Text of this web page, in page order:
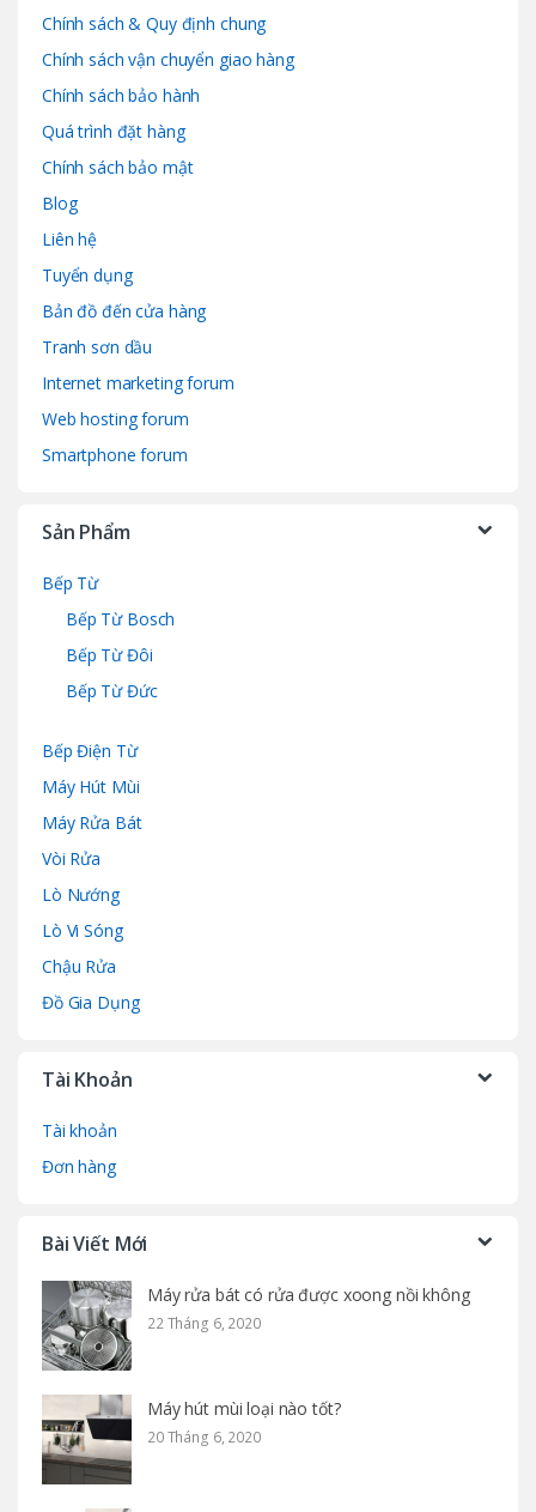
Chính sách & Quy định chung
Chính sách vận chuyển giao hàng
Chính sách bảo hành
Quá trình đặt hàng
Chính sách bảo mật
Blog
Liên hệ
Tuyển dụng
Bản đồ đến cửa hàng
Tranh sơn dầu
Internet marketing forum
Web hosting forum
Smartphone forum
Sản Phẩm
Bếp Từ
Bếp Từ Bosch
Bếp Từ Đôi
Bếp Từ Đức
Bếp Điện Từ
Máy Hút Mùi
Máy Rửa Bát
Vòi Rửa
Lò Nướng
Lò Vi Sóng
Chậu Rửa
Đồ Gia Dụng
Tài Khoản
Tài khoản
Đơn hàng
Bài Viết Mới
Máy rửa bát có rửa được xoong nồi không
22 Tháng 6, 2020
Máy hút mùi loại nào tốt?
20 Tháng 6, 2020